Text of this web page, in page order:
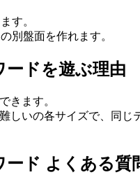
す。
別盤面を作れます。
ードを遊ぶ理由
きます。
しいの各サイズで、同じ
ド よくある質